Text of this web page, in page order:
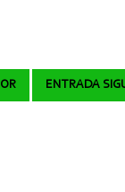
ENTRADA